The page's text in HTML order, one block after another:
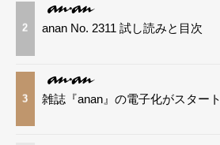
2 anan No. 2311 試し読みと目次
3 雑誌『anan』の電子化がスター